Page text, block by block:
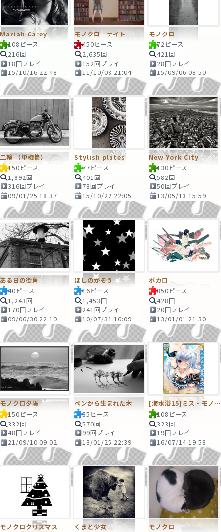
Mariah Carey
108ピース
216回
18回プレイ
15/10/16 22:48
モノクロ ナイト
450ピース
2,635回
152回プレイ
11/10/08 21:04
モノクロ
72ピース
421回
28回プレイ
15/09/06 08:50
二輪 （単機筒）
150ピース
1,892回
316回プレイ
09/01/25 18:37
Stylish plates
77ピース
401回
78回プレイ
15/10/22 22:05
New York City
130ピース
582回
50回プレイ
13/05/13 15:59
ある日の街角
40ピース
1,243回
170回プレイ
09/06/30 22:19
ほしのがぞう
16ピース
1,453回
241回プレイ
10/07/31 16:09
ボカロ
350ピース
428回
20回プレイ
13/01/01 21:30
モノクロ夕陽
150ピース
332回
48回プレイ
21/09/10 09:02
ペンから生まれた木
35ピース
570回
99回プレイ
13/01/25 22:39
[海水浴15]ミス・モノクローム
108ピース
323回
19回プレイ
16/07/14 19:58
モノクロクリスマス
くまと少女
モノクロ